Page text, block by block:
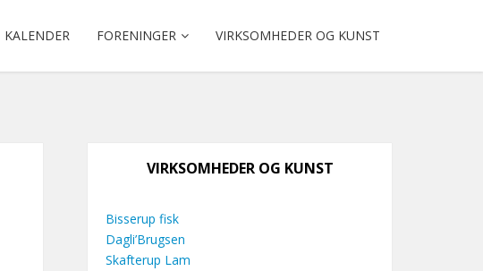
KALENDER FORENINGER VIRKSOMHEDER OG KUNST
VIRKSOMHEDER OG KUNST
Bisserup fisk
Dagli’Brugsen
Skafterup Lam